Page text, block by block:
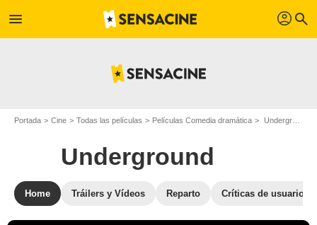
menu profil search
Portada Cine Todas las películas Películas Comedia dramática Underground
Underground
Home Tráilers y Vídeos Reparto Críticas de usuarios